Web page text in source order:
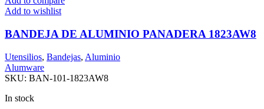
Add to wishlist
BANDEJA DE ALUMINIO PANADERA 1823AW8
Utensilios, Bandejas, Aluminio
Alumware
SKU: BAN-101-1823AW8
In stock